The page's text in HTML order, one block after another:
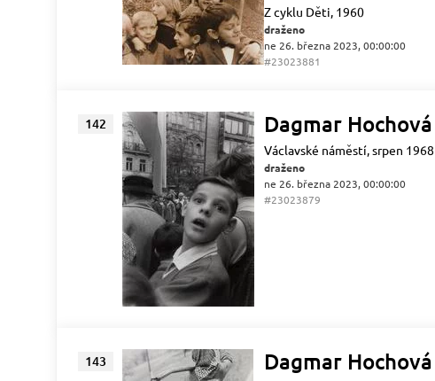
Z cyklu Děti, 1960
draženo
ne 26. března 2023, 00:00:00
#23023881
142 Dagmar Hochová
Václavské náměstí, srpen 1968
draženo
ne 26. března 2023, 00:00:00
#23023879
143 Dagmar Hochová